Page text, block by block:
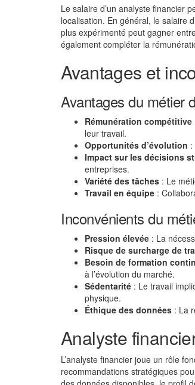
Le salaire d’un analyste financier
localisation. En général, le salaire
plus expérimenté peut gagner
également compléter la
Avantages et
Avantages du métier
Rémunération compétitive
leur travail.
Opportunités d’évolution :
Impact sur les décisions
entreprises.
Variété des tâches : Le
Travail en équipe :
Inconvénients du
Pression élevée : La
Risque de surcharge de
Besoin de formation
à l’évolution du marché.
Sédentarité : Le travail
physique.
Éthique des données : La
Analyste
L’analyste financier joue un rôle
recommandations stratégiques